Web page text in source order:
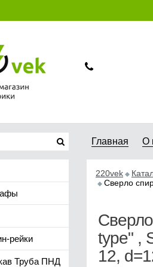
рейки
Труба ПНД
Главная О
220vek
Сверло
type" ,
12,